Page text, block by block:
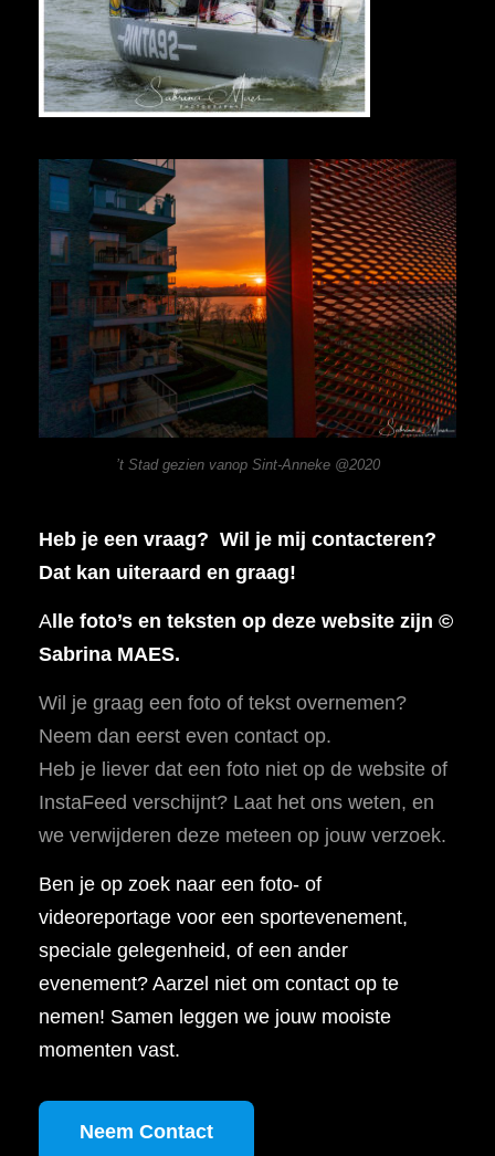
’t Stad gezien vanop Sint-Anneke @2020
Heb je een vraag? Wil je mij contacteren?
Dat kan uiteraard en graag!
Alle foto’s en teksten op deze website zijn ©
Sabrina MAES.
Wil je graag een foto of tekst overnemen?
Neem dan eerst even contact op.
Heb je liever dat een foto niet op de website of
InstaFeed verschijnt? Laat het ons weten, en
we verwijderen deze meteen op jouw verzoek.
Ben je op zoek naar een foto- of
videoreportage voor een sportevenement,
speciale gelegenheid, of een ander
evenement? Aarzel niet om contact op te
nemen! Samen leggen we jouw mooiste
momenten vast.
Neem Contact